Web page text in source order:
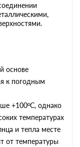
основе
к погодным
+100ºС, однако
температурах
и тепла месте
от температуры